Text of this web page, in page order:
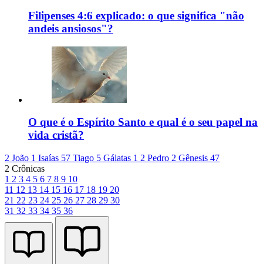
Filipenses 4:6 explicado: o que significa "não
andeis ansiosos"?
O que é o Espírito Santo e qual é o seu papel na
vida cristã?
2 João 1 Isaías 57 Tiago 5 Gálatas 1 2 Pedro 2 Gênesis 47
2 Crônicas
1 2 3 4 5 6 7 8 9 10
11 12 13 14 15 16 17 18 19 20
21 22 23 24 25 26 27 28 29 30
31 32 33 34 35 36